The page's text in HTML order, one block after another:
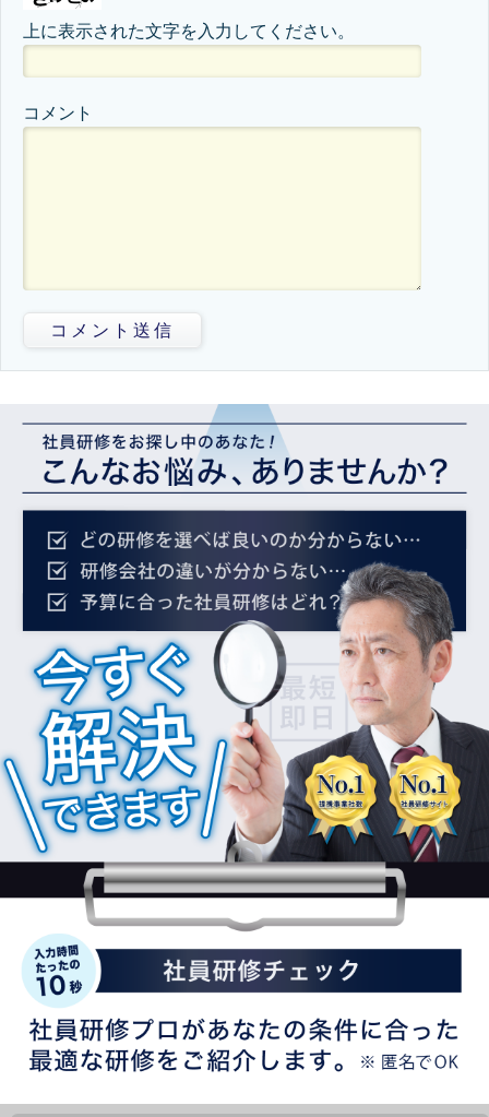
上に表示された文字を入力してください。
コメント
コメント送信